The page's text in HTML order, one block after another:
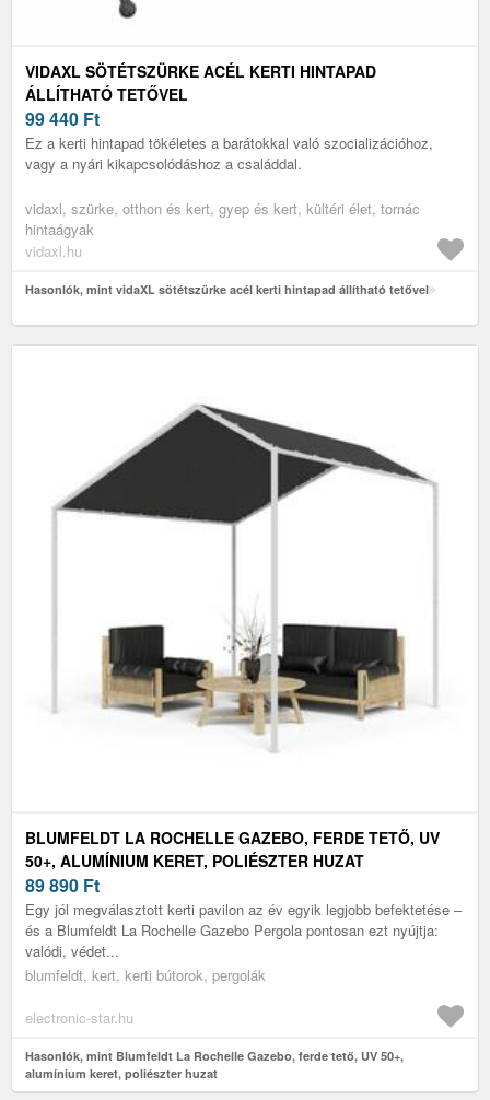
VIDAXL SÖTÉTSZÜRKE ACÉL KERTI HINTAPAD
ÁLLÍTHATÓ TETŐVEL
99 440 Ft
Ez a kerti hintapad tökéletes a barátokkal való szocializációhoz,
vagy a nyári kikapcsolódáshoz a családdal.
vidaxl, szürke, otthon és kert, gyep és kert, kültéri élet, tornác
hintaágyak
vidaxl.hu
Hasonlók, mint vidaXL sötétszürke acél kerti hintapad állítható tetővel
BLUMFELDT LA ROCHELLE GAZEBO, FERDE TETŐ, UV
50+, ALUMÍNIUM KERET, POLIÉSZTER HUZAT
89 890 Ft
Egy jól megválasztott kerti pavilon az év egyik legjobb befektetése –
és a Blumfeldt La Rochelle Gazebo Pergola pontosan ezt nyújtja:
valódi, védet...
blumfeldt, kert, kerti bútorok, pergolák
electronic-star.hu
Hasonlók, mint Blumfeldt La Rochelle Gazebo, ferde tető, UV 50+,
alumínium keret, poliészter huzat